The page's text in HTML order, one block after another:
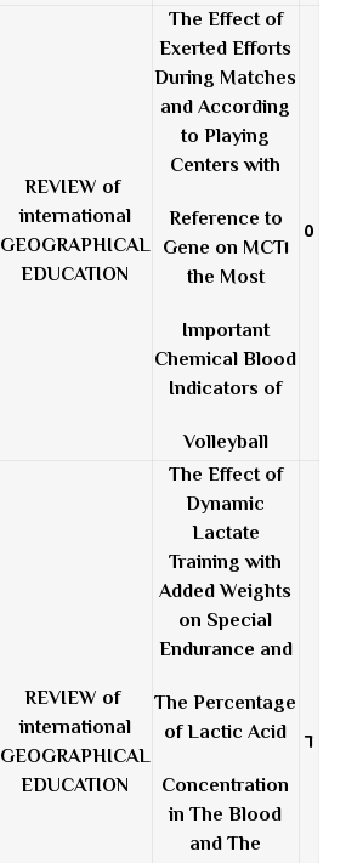
٥
The Effect of
Exerted Efforts
During Matches
and According
to Playing
Centers with
Reference to
MCT١ Gene on
the Most
Important
Chemical Blood
Indicators of
Volleyball
REVIEW of
international
GEOGRAPHICAL
EDUCATION
٦
The Effect of
Dynamic
Lactate
Training with
Added Weights
on Special
Endurance and
The Percentage
of Lactic Acid
Concentration
in The Blood
and The
REVIEW of
international
GEOGRAPHICAL
EDUCATION